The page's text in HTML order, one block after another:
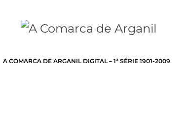
A COMARCA DE ARGANIL DIGITAL – 1ª SÉRIE 1901-2009